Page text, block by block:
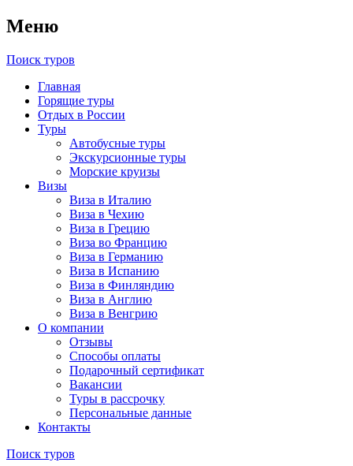
Меню
Поиск туров
Главная
Горящие туры
Отдых в России
Туры
Автобусные туры
Экскурсионные туры
Морские круизы
Визы
Виза в Италию
Виза в Чехию
Виза в Грецию
Виза во Францию
Виза в Германию
Виза в Испанию
Виза в Финляндию
Виза в Англию
Виза в Венгрию
О компании
Отзывы
Способы оплаты
Подарочный сертификат
Вакансии
Туры в рассрочку
Персональные данные
Контакты
Поиск туров